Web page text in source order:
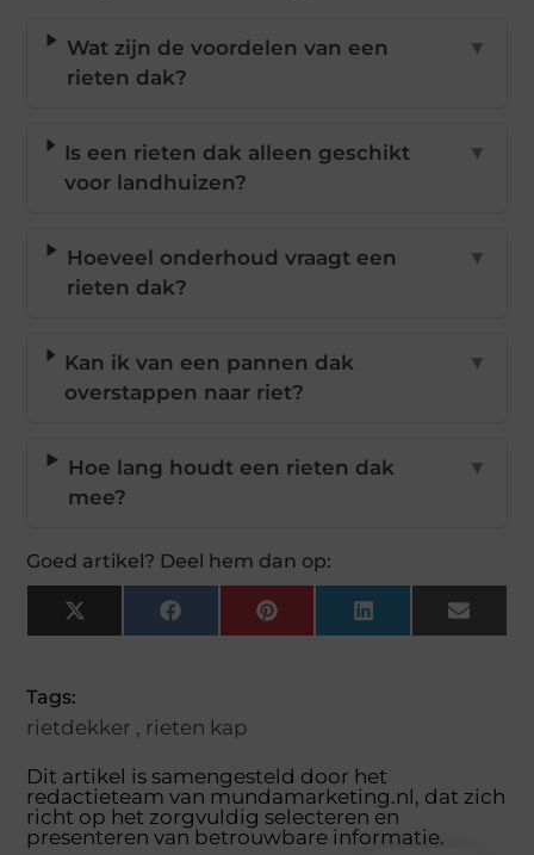
Wat zijn de voordelen van een
rieten dak?
▼
Is een rieten dak alleen geschikt
voor landhuizen?
▼
Hoeveel onderhoud vraagt een
rieten dak?
▼
Kan ik van een pannen dak
overstappen naar riet?
▼
Hoe lang houdt een rieten dak
mee?
▼
Goed artikel? Deel hem dan op:
X
(Twitter)
FacebookPinterestLinkedInEmail
Tags:
rietdekker , rieten kap
Dit artikel is samengesteld door het
redactieteam van mundamarketing.nl, dat zich
richt op het zorgvuldig selecteren en
presenteren van betrouwbare informatie.